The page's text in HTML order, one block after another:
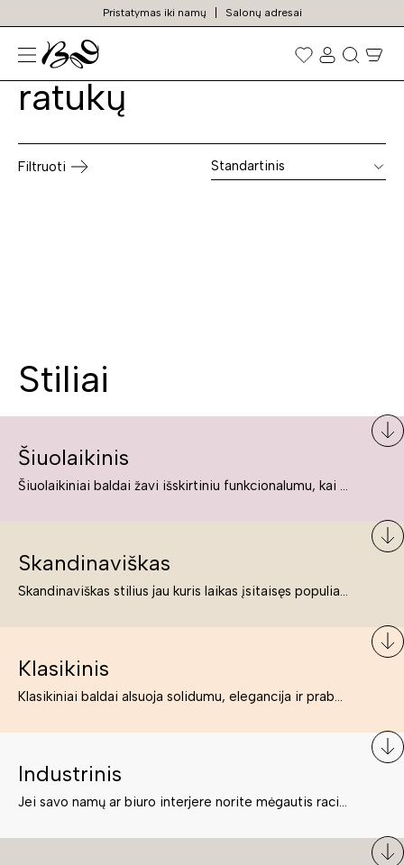
Pristatymas iki namų Salonų adresai
Prekių
paieška
Drabužiu kabykla ant
ratukų
Filtruoti Standartinis
Stiliai
Šiuolaikinis
Šiuolaikiniai baldai žavi išskirtiniu funkcionalumu, kai kurie jų pelnytai net pavadinami meno kūriniais, nes jie tikrai yra išskirtiniai, originalūs ir puikiai atliepiantys į šiuolaikinių žmonių poreikius bei gyvenimo būdo ypatumus.
Skandinaviškas
Skandinaviškas stilius jau kuris laikas įsitaisęs populiariausiųjų sąraše. Namai, butai labai dažnai įrengiami remiantis būtent šio stiliaus ypatumais. Dėl švelnių spalvų, praktiškumo ir estetikos jis masina tuos, kurie neabejingi šviesiem ar neutralių spalvų koloritui, paprastumui, funkcionalumui, natūralumui ir stilingai estetikai. Platų skandinaviškų baldų spektrą rasite „Deinavos baldų“ asortimente.
Klasikinis
Klasikiniai baldai alsuoja solidumu, elegancija ir prabanga. Paprastai jie būna masyvūs, kuria didybės įspūdį. Neabejotinai jie bus geriausias pasirinkimas estetiškam ir rafinuotam klasikiniam namų interjerui. Kartais klasikiniai baldai traktuojami kaip senoviniai, bet tai ne tiesa – klasika yra stilius, neišsemiama elegancija ir rafinuotumas.
Industrinis
Jei savo namų ar biuro interjere norite mėgautis racionaliai išnaudotomis erdvėmis, funkcionalumu ir esate neabejingi tamsesniam koloritui bei praktiškiems sprendimams, tuomet industrinis stilius bus būtent tai, ko Jums reikia. O industrinio stiliaus baldus išsirinksite mūsų asortimente.